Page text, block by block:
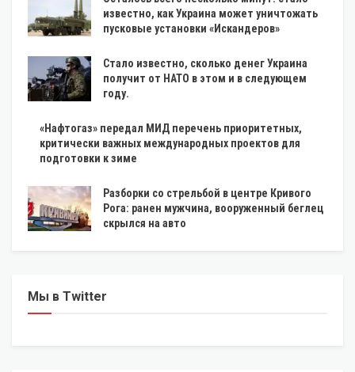
известно, как Украина может уничтожать
пусковые установки «Искандеров»
Стало известно, сколько денег Украина
получит от НАТО в этом и в следующем
году.
«Нафтогаз» передал МИД перечень приоритетных,
критически важных международных проектов для
подготовки к зиме
Разборки со стрельбой в центре Кривого
Рога: ранен мужчина, вооруженный беглец
скрылся на авто
Мы в Twitter